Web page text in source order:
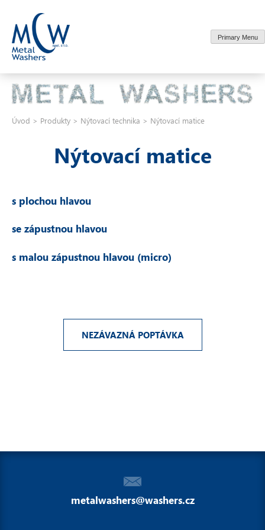
content
Primary Menu
Úvod > Produkty > Nýtovací technika > Nýtovací matice
Nýtovací matice
s plochou hlavou
se zápustnou hlavou
s malou zápustnou hlavou (micro)
NEZÁVAZNÁ POPTÁVKA
metalwashers@washers.cz